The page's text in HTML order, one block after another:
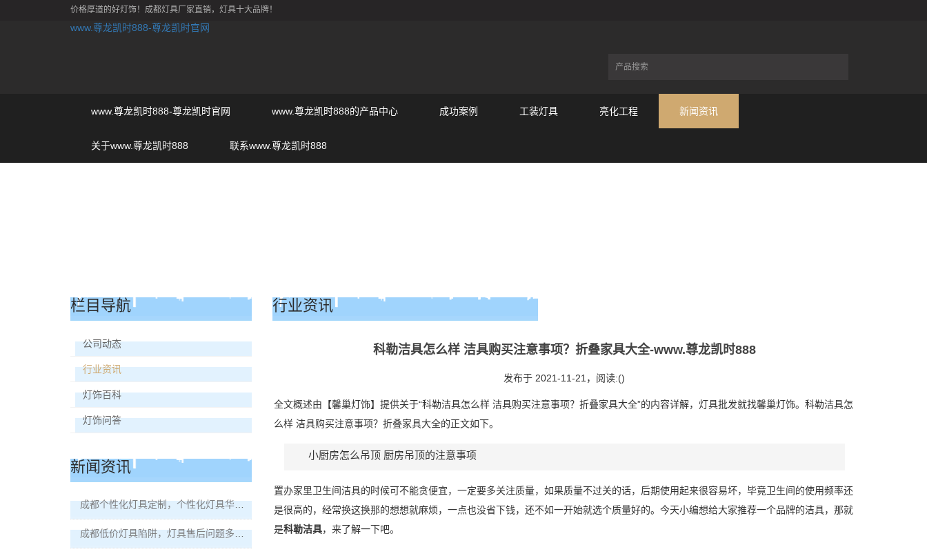
价格厚道的好灯饰！成都灯具厂家直销，灯具十大品牌！
www.尊龙凯时888-尊龙凯时官网
www.尊龙凯时888-尊龙凯时官网 www.尊龙凯时888的产品中心 成功案例 工装灯具 亮化工程 新闻资讯
关于www.尊龙凯时888 联系www.尊龙凯时888
行业资讯
科勒洁具怎么样 洁具购买注意事项？折叠家具大全-www.尊龙凯时888
发布于 2021-11-21， 阅读:()
全文概述由【馨巢灯饰】提供关于“科勒洁具怎么样 洁具购买注意事项？折叠家具大全”的内容详解，灯具批发就找馨巢灯饰。科勒洁具怎
么样 洁具购买注意事项？折叠家具大全的正文如下。
小厨房怎么吊顶 厨房吊顶的注意事项
置办家里卫生间洁具的时候可不能贪便宜，一定要多关注质量，如果质量不过关的话，后期使用起来很容易坏，毕竟卫生间的使用频率还
是很高的，经常换这换那的想想就麻烦，一点也没省下钱，还不如一开始就选个质量好的。今天小编想给大家推荐一个品牌的洁具，那就
是科勒洁具，来了解一下吧。
栏目导航
公司动态
行业资讯
灯饰百科
灯饰问答
新闻资讯
成都个性化灯具定制，个性化灯具华丽艺术外形打动消费者！
成都低价灯具陷阱，灯具售后问题多无人解决！